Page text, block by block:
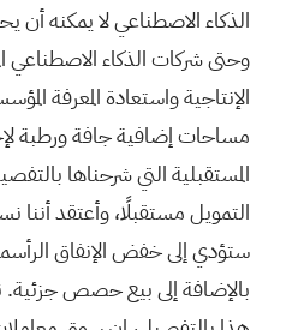
الذكاء الاصطناعي لا يمكنه أن
وحتى شركات الذكاء الاصطناعي
الإنتاجية واستعادة المعرفة
مساحات إضافية جافة ورطبة
المستقبلية التي شرحناها
التمويل مستقبلًا، وأعتقد أننا
ستؤدي إلى خفض الإنفاق
بالإضافة إلى بيع حصص جزئية.